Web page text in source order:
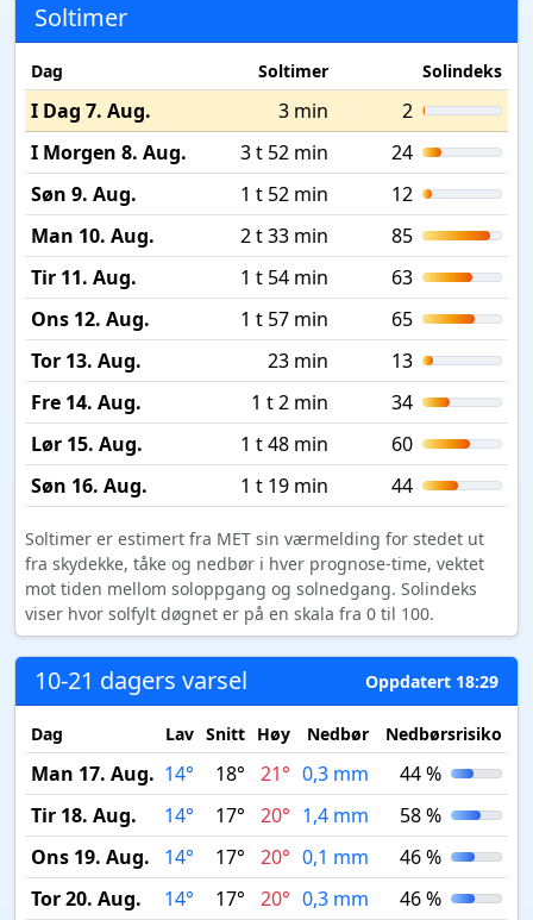
Soltimer
Dag Soltimer Solindeks
I Dag 7. Aug. 3 min
2
I Morgen 8. Aug.
3 t 52 min
24
Søn 9. Aug.
1 t 52 min
12
Man 10. Aug.
2 t 33 min
85
Tir 11. Aug.
1 t 54 min
63
Ons 12. Aug.
1 t 57 min
65
Tor 13. Aug.
23 min
13
Fre 14. Aug.
1 t 2 min
34
Lør 15. Aug.
1 t 48 min
60
Søn 16. Aug.
1 t 19 min 44
Soltimer er estimert fra MET sin værmelding for stedet ut
fra skydekke, tåke og nedbør i hver prognose-time, vektet
mot tiden mellom soloppgang og solnedgang. Solindeks
viser hvor solfylt døgnet er på en skala fra 0 til 100.
10-21 dagers varsel Oppdatert 18:29
Dag Lav Snitt Høy Nedbør Nedbørsrisiko
Man 17. Aug. 14° 18° 21° 0,3 mm
44 %
Tir 18. Aug.
14° 17° 20° 1,4 mm
58 %
Ons 19. Aug.
14° 17° 20° 0,1 mm
46 %
Tor 20. Aug.
14° 17° 20° 0,3 mm 46 %